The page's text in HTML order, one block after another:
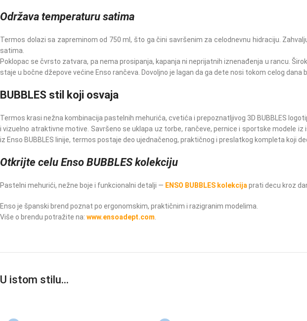
Održava temperaturu satima
Termos dolazi sa zapreminom od 750 ml, što ga čini savršenim za celodnevnu hidraciju.
satima.
Poklopac se čvrsto zatvara, pa nema prosipanja, kapanja ni neprijatnih iznenađenja u rancu.
staje u bočne džepove većine Enso rančeva. Dovoljno je lagan da ga dete nosi tokom celog
BUBBLES stil koji osvajа
Termos krasi nežna kombinacija pastelnih mehurića, cvetića i prepoznatljivog 3D BUBBLES
i vizuelno atraktivne motive. Savršeno se uklapa uz torbe, rančeve, pernice i sportske modele
iz Enso BUBBLES linije, termos postaje deo ujednačenog, praktičnog i preslatkog kompleta koji
Otkrijte celu Enso BUBBLES kolekciju
Pastelni mehurići, nežne boje i funkcionalni detalji — ENSO BUBBLES kolekcija prati decu kroz
Enso je španski brend poznat po ergonomskim, praktičnim i razigranim modelima.
Više o brendu potražite na: www.ensoadept.com
U istom stilu…